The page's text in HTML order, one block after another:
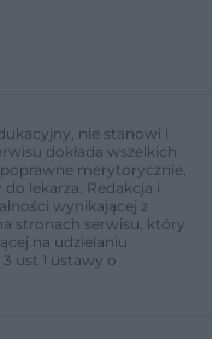
nie stanowi i
dokłada wszelkich
merytorycznie,
lekarza. Redakcja i
wynikającej z
stronach serwisu, który
na udzielaniu
ust 1 ustawy o